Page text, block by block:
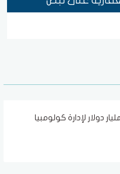
دولار لإدارة كولومبيا